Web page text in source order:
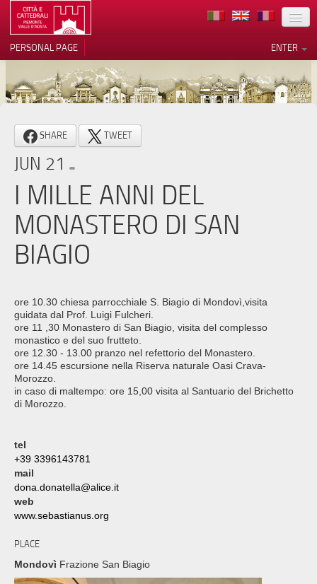
LOCATION
ARCHITECTURE
MUSEUMS
ITINERARIES
EVENTS
CONTACTS
PRESS
ENTER
PERSONAL PAGE
SHARE TWEET
JUN 21
I MILLE ANNI DEL
MONASTERO DI SAN
BIAGIO
ore 10.30 chiesa parrocchiale S. Biagio di Mondovì,visita
guidata dal Prof. Luigi Fulcheri.
ore 11 ,30 Monastero di San Biagio, visita del complesso
monastico e del suo frutteto.
ore 12.30 - 13.00 pranzo nel refettorio del Monastero.
ore 14.45 escursione nella Riserva naturale Oasi Crava-
Morozzo.
in caso di maltempo: ore 15,00 visita al Santuario del Brichetto
di Morozzo.
tel
+39 3396143781
mail
dona.donatella@alice.it
web
www.sebastianus.org
PLACE
Mondovì Frazione San Biagio
Notice at collection
Your Privacy Choices